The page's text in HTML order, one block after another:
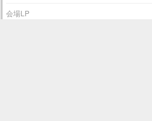
会場LP